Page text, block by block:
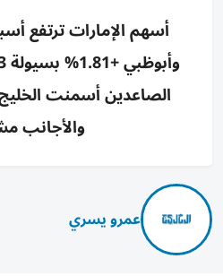
الصاعدين أسمنت
والأجانب
عمرو يسري